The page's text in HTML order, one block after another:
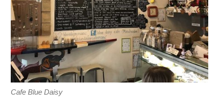
Cafe Blue Daisy